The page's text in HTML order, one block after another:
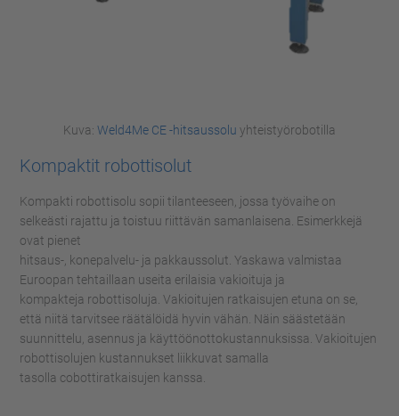
Kuva: Weld4Me CE -hitsaussolu yhteistyörobotilla
Kompaktit robottisolut
Kompakti robottisolu sopii tilanteeseen, jossa työvaihe on
selkeästi rajattu ja toistuu riittävän samanlaisena. Esimerkkejä
ovat pienet
hitsaus- konepalvelu- ja pakkaussolut Yaskawa valmistaa
Euroopan tehtaillaan useita erilaisia vakioituja ja
kompakteja robottisoluja. Vakioitujen ratkaisujen etuna on se,
että niitä tarvitsee räätälöidä hyvin vähän Näin säästetään
suunnittelu, asennus ja käyttöönottokustannuksissa. Vakioitujen
robottisolujen kustannukset liikkuvat samalla
tasolla cobottiratkaisujen kanssa.